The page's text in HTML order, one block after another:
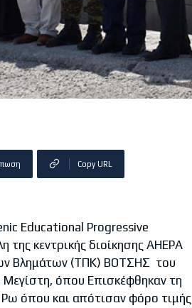
Copy URL
Educational Progressive
κεντρικής διοίκησης AHEPA
Βλημάτων (ΤΠΚ) ΒΟΤΣΗΣ του
Μεγίστη, όπου Επισκέφθηκαν τη
όπου και απότισαν φόρο τιμής